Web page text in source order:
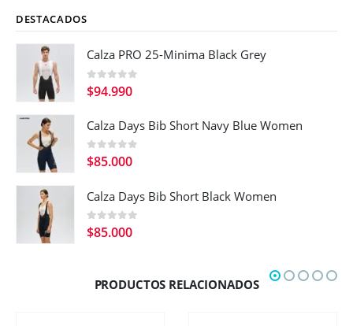
DESTACADOS
Calza PRO 25-Minima Black Grey
0out of 5
$94.990
Calza Days Bib Short Navy Blue Women
0out of 5
$85.000
Calza Days Bib Short Black Women
0out of 5
$85.000
PRODUCTOS RELACIONADOS